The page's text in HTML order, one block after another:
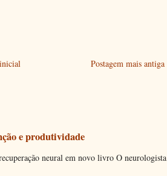
Postagem mais antiga
e produtividade
neural em novo livro O neurologista